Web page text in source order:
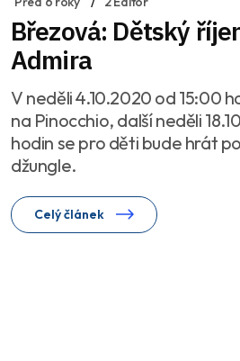
Březová: Dětský
Admira
V neděli 4.10.2020 od 15:00
na Pinocchio, další neděli
hodin se pro děti bude hrát
džungle.
Celý článek